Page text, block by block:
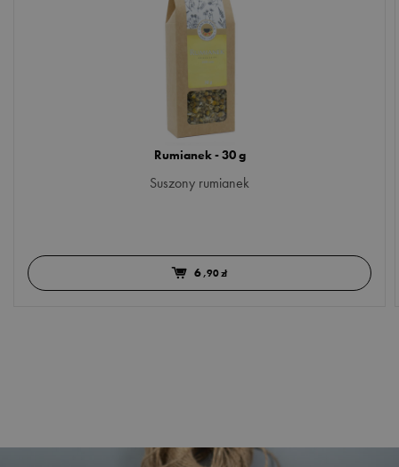
Rumianek - 30 g
Suszony rumianek
6,90 zł